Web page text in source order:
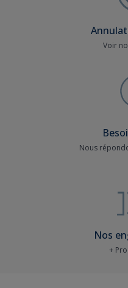
Voir
Nous
Nos
+